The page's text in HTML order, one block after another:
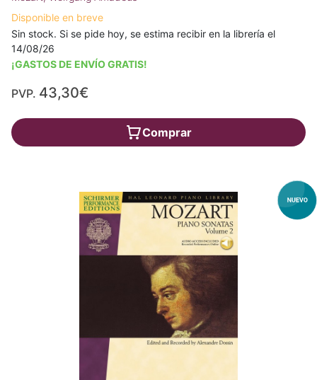
Disponible en breve
Sin stock. Si se pide hoy, se estima recibir en la librería el
14/08/26
¡GASTOS DE ENVÍO GRATIS!
PVP. 43,30€
Comprar